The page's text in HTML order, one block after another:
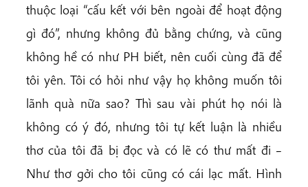
thuộc loại “cấu kết với bên ngoài để hoạt động
gì đó”, nhưng không đủ bằng chứng, và cũng
không hề có như PH biết, nên cuối cùng đã để
tôi yên. Tôi có hỏi như vậy họ không muốn tôi
lãnh quà nữa sao? Thì sau vài phút họ nói là
không có ý đó, nhưng tôi tự kết luận là nhiều
thơ của tôi đã bị đọc và có lẽ có thư mất đi –
Như thơ gởi cho tôi cũng có cái lạc mất. Hình